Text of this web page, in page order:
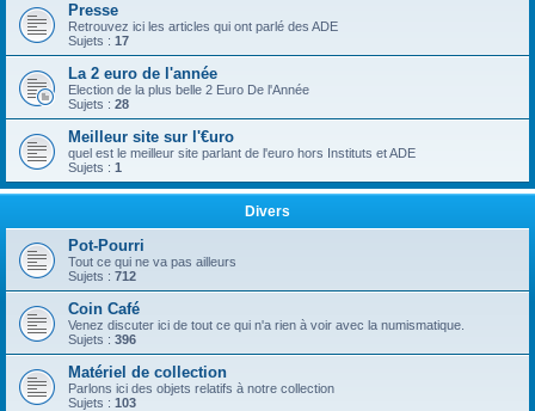
Presse
Retrouvez ici les articles qui ont parlé des ADE
Sujets : 17
La 2 euro de l'année
Election de la plus belle 2 Euro De l'Année
Sujets : 28
Meilleur site sur l'€uro
quel est le meilleur site parlant de l'euro hors Instituts et ADE
Sujets : 1
Divers
Pot-Pourri
Tout ce qui ne va pas ailleurs
Sujets : 712
Coin Café
Venez discuter ici de tout ce qui n'a rien à voir avec la numismatique.
Sujets : 396
Matériel de collection
Parlons ici des objets relatifs à notre collection
Sujets : 103